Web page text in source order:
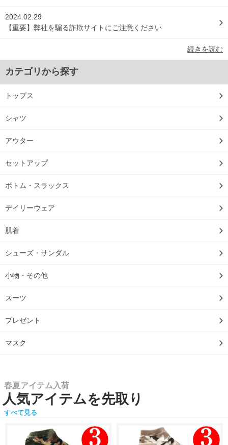
2024.02.29
【重要】弊社を騙る詐欺サイトにご注意ください
続きを読む
カテゴリから探す
トップス
シャツ
アウター
セットアップ
ボトム・スラックス
デイリーウェア
肌着
シューズ・サンダル
小物・その他
スーツ
プレゼント
マスク
春夏アイテム入荷
人気アイテムを先取り
すべて見る